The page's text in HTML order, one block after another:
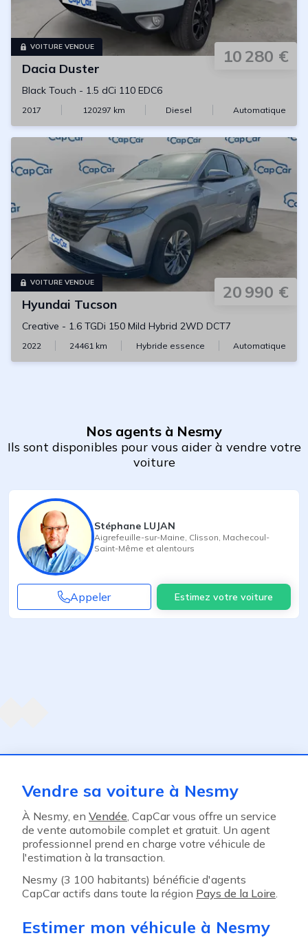
VOITURE VENDUE 10 280 €
Dacia Duster
Black Touch - 1.5 dCi 110 EDC6
2017 120297 km Diesel Automatique
VOITURE VENDUE 20 990 €
Hyundai Tucson
Creative - 1.6 TGDi 150 Mild Hybrid 2WD DCT7
2022 24461 km Hybride essence Automatique
Nos agents à Nesmy
Ils sont disponibles pour vous aider à vendre votre
voiture
Stéphane LUJAN
Aigrefeuille-sur-Maine Clisson Machecoul-
Saint-Même et alentours
Appeler Estimez votre voiture
Vendre sa voiture à Nesmy
À Nesmy, en Vendée, CapCar vous offre un service
de vente automobile complet et gratuit. Un agent
professionnel prend en charge votre véhicule de
l'estimation à la transaction.
Nesmy (3 100 habitants) bénéficie d'agents
CapCar actifs dans toute la région Pays de la Loire.
Estimer mon véhicule à Nesmy